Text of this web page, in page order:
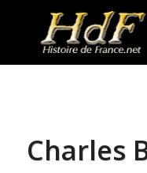
Charles